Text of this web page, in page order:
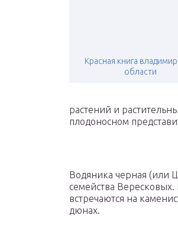
Красная книга
области
растений и
плодоносном
Водяника черная (или
семейства
встречаются на
дюнах.